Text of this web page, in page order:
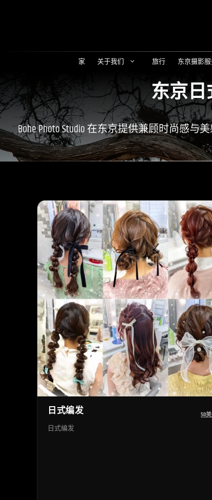
家 关于我们 旅行 东京摄影
东京日
Bohe Photo Studio 在东京提供兼顾时尚感
日式编发 50
日式编发